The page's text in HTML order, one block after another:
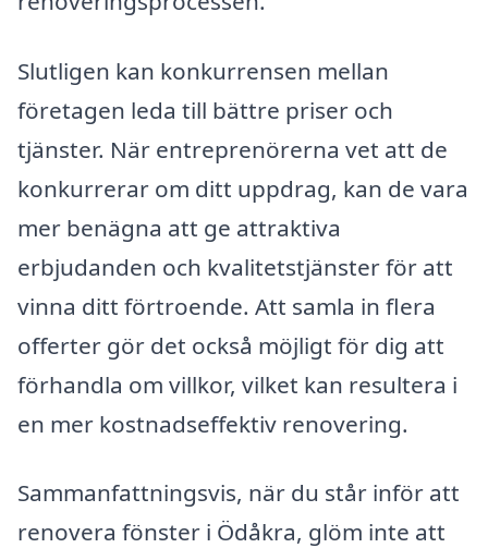
Slutligen kan konkurrensen mellan
företagen leda till bättre priser och
tjänster. När entreprenörerna vet att de
konkurrerar om ditt uppdrag, kan de vara
mer benägna att ge attraktiva
erbjudanden och kvalitetstjänster för att
vinna ditt förtroende. Att samla in flera
offerter gör det också möjligt för dig att
förhandla om villkor, vilket kan resultera i
en mer kostnadseffektiv renovering.
Sammanfattningsvis, när du står inför att
renovera fönster i Ödåkra, glöm inte att